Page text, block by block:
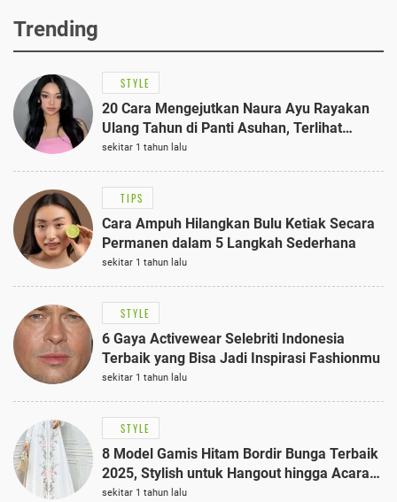
Trending
STYLE
20 Cara Mengejutkan Naura Ayu Rayakan
Ulang Tahun di Panti Asuhan, Terlihat
Anggun dengan Kaftan Cokelat
sekitar 1 tahun lalu
TIPS
Cara Ampuh Hilangkan Bulu Ketiak Secara
Permanen dalam 5 Langkah Sederhana
sekitar 1 tahun lalu
STYLE
6 Gaya Activewear Selebriti Indonesia
Terbaik yang Bisa Jadi Inspirasi Fashionmu
sekitar 1 tahun lalu
STYLE
8 Model Gamis Hitam Bordir Bunga Terbaik
2025, Stylish untuk Hangout hingga Acara
Semi-Formal
sekitar 1 tahun lalu